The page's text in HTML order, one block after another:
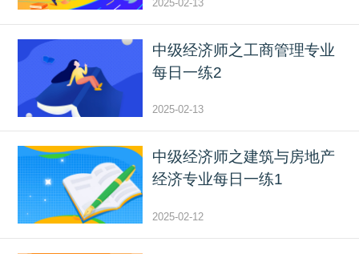
2025-02-13
中级经济师之工商管理专业
每日一练2
2025-02-13
中级经济师之建筑与房地产
经济专业每日一练1
2025-02-12